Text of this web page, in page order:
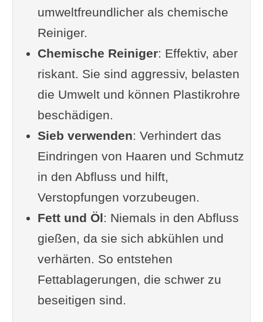
Umfrage: Was hat bei dir
geholfen?
Zwischendurch: Humor
Tipps im Video dargestellt
So vermeidest du
Rohrverstopfungen und Schützt
deine Installation
Gieße kein Öl oder Fett in den
Abfluss
Verwende ein Sieb – Der
einfache Helfer gegen
Verstopfungen
Beobachte, was du spülst –
Nicht alles gehört in den
Abfluss
umweltfreundlicher als chemische
Reiniger.
Chemische Reiniger: Effektiv, aber
riskant. Sie sind aggressiv, belasten
die Umwelt und können Plastikrohre
beschädigen.
Sieb verwenden: Verhindert das
Eindringen von Haaren und Schmutz
in den Abfluss und hilft,
Verstopfungen vorzubeugen.
Fett und Öl: Niemals in den Abfluss
gießen, da sie sich abkühlen und
verhärten. So entstehen
Fettablagerungen, die schwer zu
beseitigen sind.